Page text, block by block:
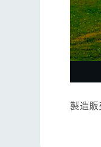
Ark館ヶ
わたしたち
1Pでわか
事業一覧
製造